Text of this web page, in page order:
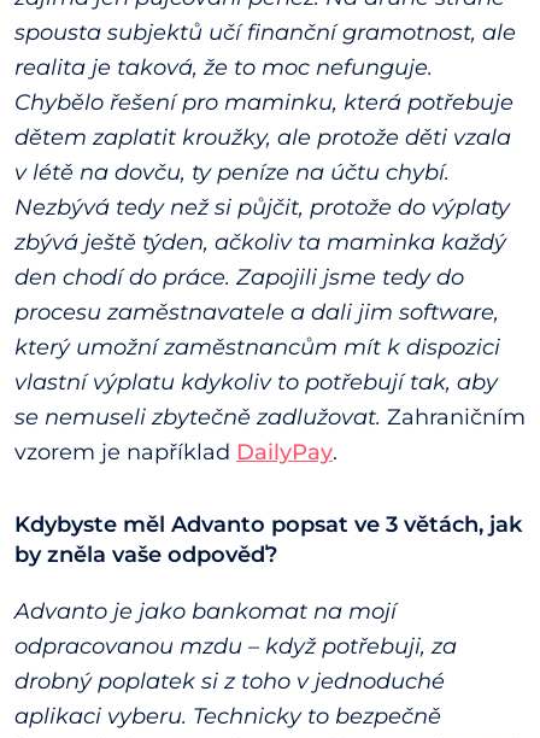
spousta subjektů učí finanční gramotnost, ale
realita je taková, že to moc nefunguje.
Chybělo řešení pro maminku, která potřebuje
dětem zaplatit kroužky, ale protože děti vzala
v létě na dovču, ty peníze na účtu chybí.
Nezbývá tedy než si půjčit, protože do výplaty
zbývá ještě týden, ačkoliv ta maminka každý
den chodí do práce. Zapojili jsme tedy do
procesu zaměstnavatele a dali jim software,
který umožní zaměstnancům mít k dispozici
vlastní výplatu kdykoliv to potřebují tak, aby
se nemuseli zbytečně zadlužovat. Zahraničním
vzorem je například DailyPay.
Kdybyste měl Advanto popsat ve 3 větách, jak
by zněla vaše odpověď?
Advanto je jako bankomat na mojí
odpracovanou mzdu – když potřebuji, za
drobný poplatek si z toho v jednoduché
aplikaci vyberu. Technicky to bezpečně